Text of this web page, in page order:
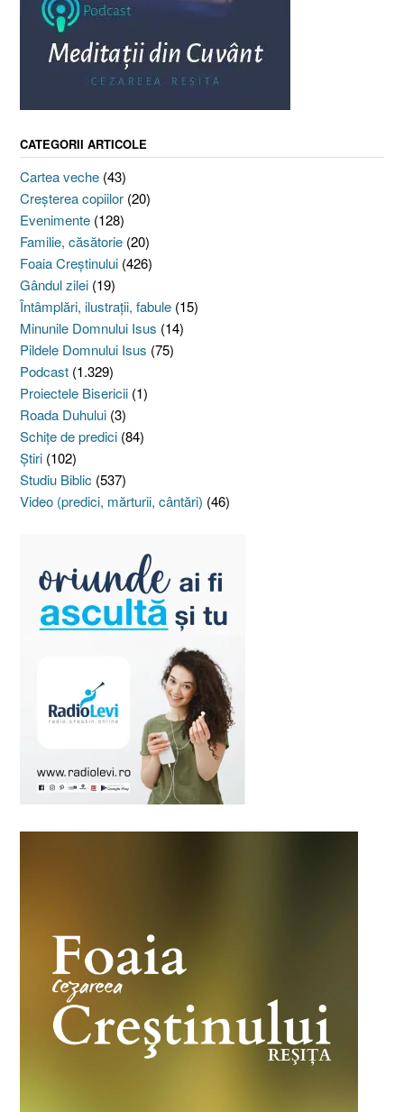
CATEGORII ARTICOLE
Cartea veche (43)
Creşterea copiilor (20)
Evenimente (128)
Familie, căsătorie (20)
Foaia Creştinului (426)
Gândul zilei (19)
Întâmplări, ilustraţii, fabule (15)
Minunile Domnului Isus (14)
Pildele Domnului Isus (75)
Podcast (1.329)
Proiectele Bisericii (1)
Roada Duhului (3)
Schiţe de predici (84)
Ştiri (102)
Studiu Biblic (537)
Video (predici, mărturii, cântări) (46)